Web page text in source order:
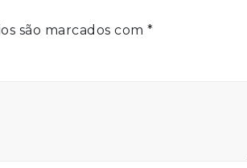
são marcados com *